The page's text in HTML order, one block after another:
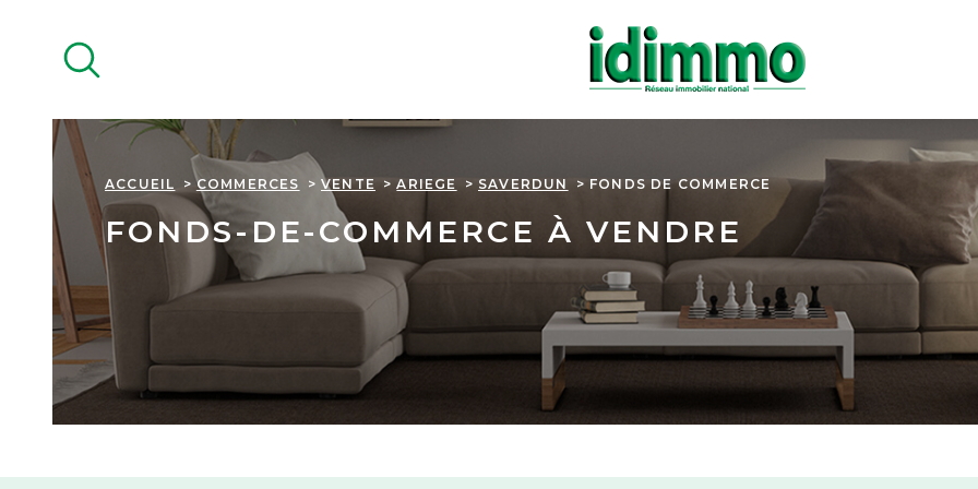
contenu
ACCUEIL COMMERCES VENTE ARIEGE SAVERDUN FONDS DE COMMERCE
FONDS-DE-COMMERCE À VENDRE